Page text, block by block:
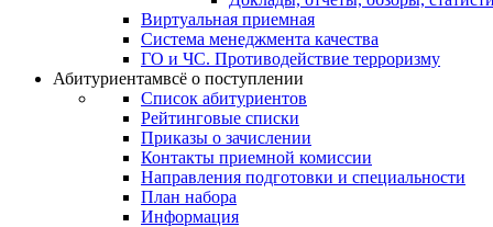
Виртуальная приемная
Система менеджмента качества
ГО и ЧС. Противодействие терроризму
Абитуриентамвсё о поступлении
Список абитуриентов
Рейтинговые списки
Приказы о зачислении
Контакты приемной комиссии
Направления подготовки и специальности
План набора
Информация